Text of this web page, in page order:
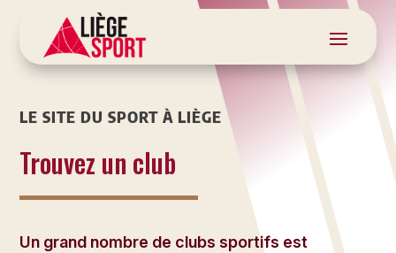
LE SITE DU SPORT À LIÈGE
Trouvez un club
Un grand nombre de clubs sportifs est